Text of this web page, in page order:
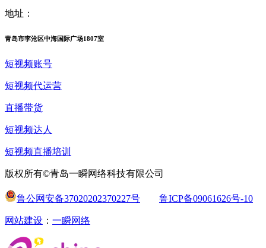
地址：
青岛市李沧区中海国际广场1807室
短视频账号
短视频代运营
直播带货
短视频达人
短视频直播培训
版权所有©青岛一瞬网络科技有限公司
鲁公网安备37020202370227号 鲁ICP备09061626号-10
网站建设 ： 一瞬网络